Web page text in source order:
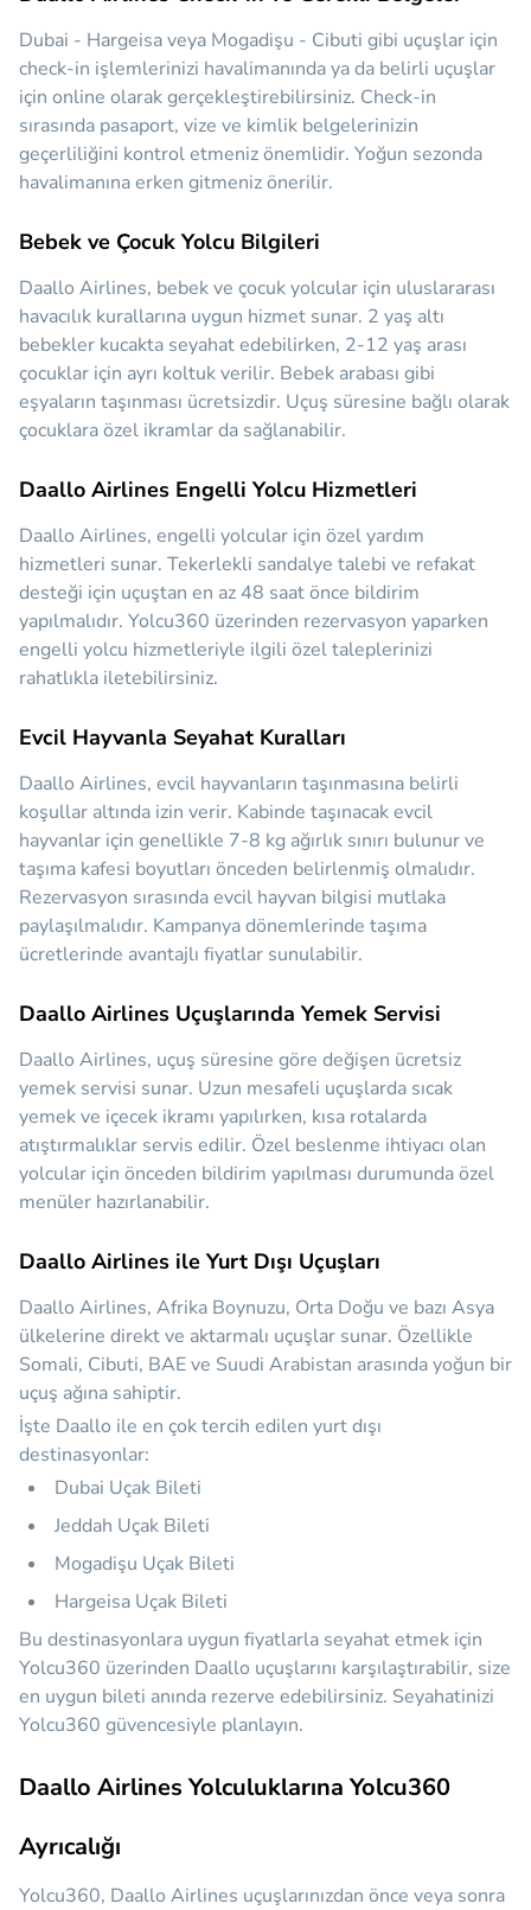
Dubai - Hargeisa veya Mogadişu - Cibuti gibi uçuşlar için
check-in işlemlerinizi havalimanında ya da belirli uçuşlar
için online olarak gerçekleştirebilirsiniz. Check-in
sırasında pasaport, vize ve kimlik belgelerinizin
geçerliliğini kontrol etmeniz önemlidir. Yoğun sezonda
havalimanına erken gitmeniz önerilir.
Bebek ve Çocuk Yolcu Bilgileri
Daallo Airlines, bebek ve çocuk yolcular için uluslararası
havacılık kurallarına uygun hizmet sunar. 2 yaş altı
bebekler kucakta seyahat edebilirken, 2-12 yaş arası
çocuklar için ayrı koltuk verilir. Bebek arabası gibi
eşyaların taşınması ücretsizdir. Uçuş süresine bağlı olarak
çocuklara özel ikramlar da sağlanabilir.
Daallo Airlines Engelli Yolcu Hizmetleri
Daallo Airlines, engelli yolcular için özel yardım
hizmetleri sunar. Tekerlekli sandalye talebi ve refakat
desteği için uçuştan en az 48 saat önce bildirim
yapılmalıdır. Yolcu360 üzerinden rezervasyon yaparken
engelli yolcu hizmetleriyle ilgili özel taleplerinizi
rahatlıkla iletebilirsiniz.
Evcil Hayvanla Seyahat Kuralları
Daallo Airlines, evcil hayvanların taşınmasına belirli
koşullar altında izin verir. Kabinde taşınacak evcil
hayvanlar için genellikle 7-8 kg ağırlık sınırı bulunur ve
taşıma kafesi boyutları önceden belirlenmiş olmalıdır.
Rezervasyon sırasında evcil hayvan bilgisi mutlaka
paylaşılmalıdır. Kampanya dönemlerinde taşıma
ücretlerinde avantajlı fiyatlar sunulabilir.
Daallo Airlines Uçuşlarında Yemek Servisi
Daallo Airlines, uçuş süresine göre değişen ücretsiz
yemek servisi sunar. Uzun mesafeli uçuşlarda sıcak
yemek ve içecek ikramı yapılırken, kısa rotalarda
atıştırmalıklar servis edilir. Özel beslenme ihtiyacı olan
yolcular için önceden bildirim yapılması durumunda özel
menüler hazırlanabilir.
Daallo Airlines ile Yurt Dışı Uçuşları
Daallo Airlines, Afrika Boynuzu, Orta Doğu ve bazı Asya
ülkelerine direkt ve aktarmalı uçuşlar sunar. Özellikle
Somali, Cibuti, BAE ve Suudi Arabistan arasında yoğun bir
uçuş ağına sahiptir.
İşte Daallo ile en çok tercih edilen yurt dışı
destinasyonlar:
Dubai Uçak Bileti
Jeddah Uçak Bileti
Mogadişu Uçak Bileti
Hargeisa Uçak Bileti
Bu destinasyonlara uygun fiyatlarla seyahat etmek için
Yolcu360 üzerinden Daallo uçuşlarını karşılaştırabilir, size
en uygun bileti anında rezerve edebilirsiniz. Seyahatinizi
Yolcu360 güvencesiyle planlayın.
Daallo Airlines Yolculuklarına Yolcu360
Ayrıcalığı
Yolcu360, Daallo Airlines uçuşlarınızdan önce veya sonra